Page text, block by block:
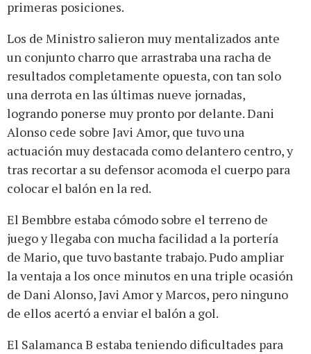
primeras posiciones.
Los de Ministro salieron muy mentalizados ante
un conjunto charro que arrastraba una racha de
resultados completamente opuesta, con tan solo
una derrota en las últimas nueve jornadas,
logrando ponerse muy pronto por delante. Dani
Alonso cede sobre Javi Amor, que tuvo una
actuación muy destacada como delantero centro, y
tras recortar a su defensor acomoda el cuerpo para
colocar el balón en la red.
El Bembbre estaba cómodo sobre el terreno de
juego y llegaba con mucha facilidad a la portería
de Mario, que tuvo bastante trabajo. Pudo ampliar
la ventaja a los once minutos en una triple ocasión
de Dani Alonso, Javi Amor y Marcos, pero ninguno
de ellos acertó a enviar el balón a gol.
El Salamanca B estaba teniendo dificultades para